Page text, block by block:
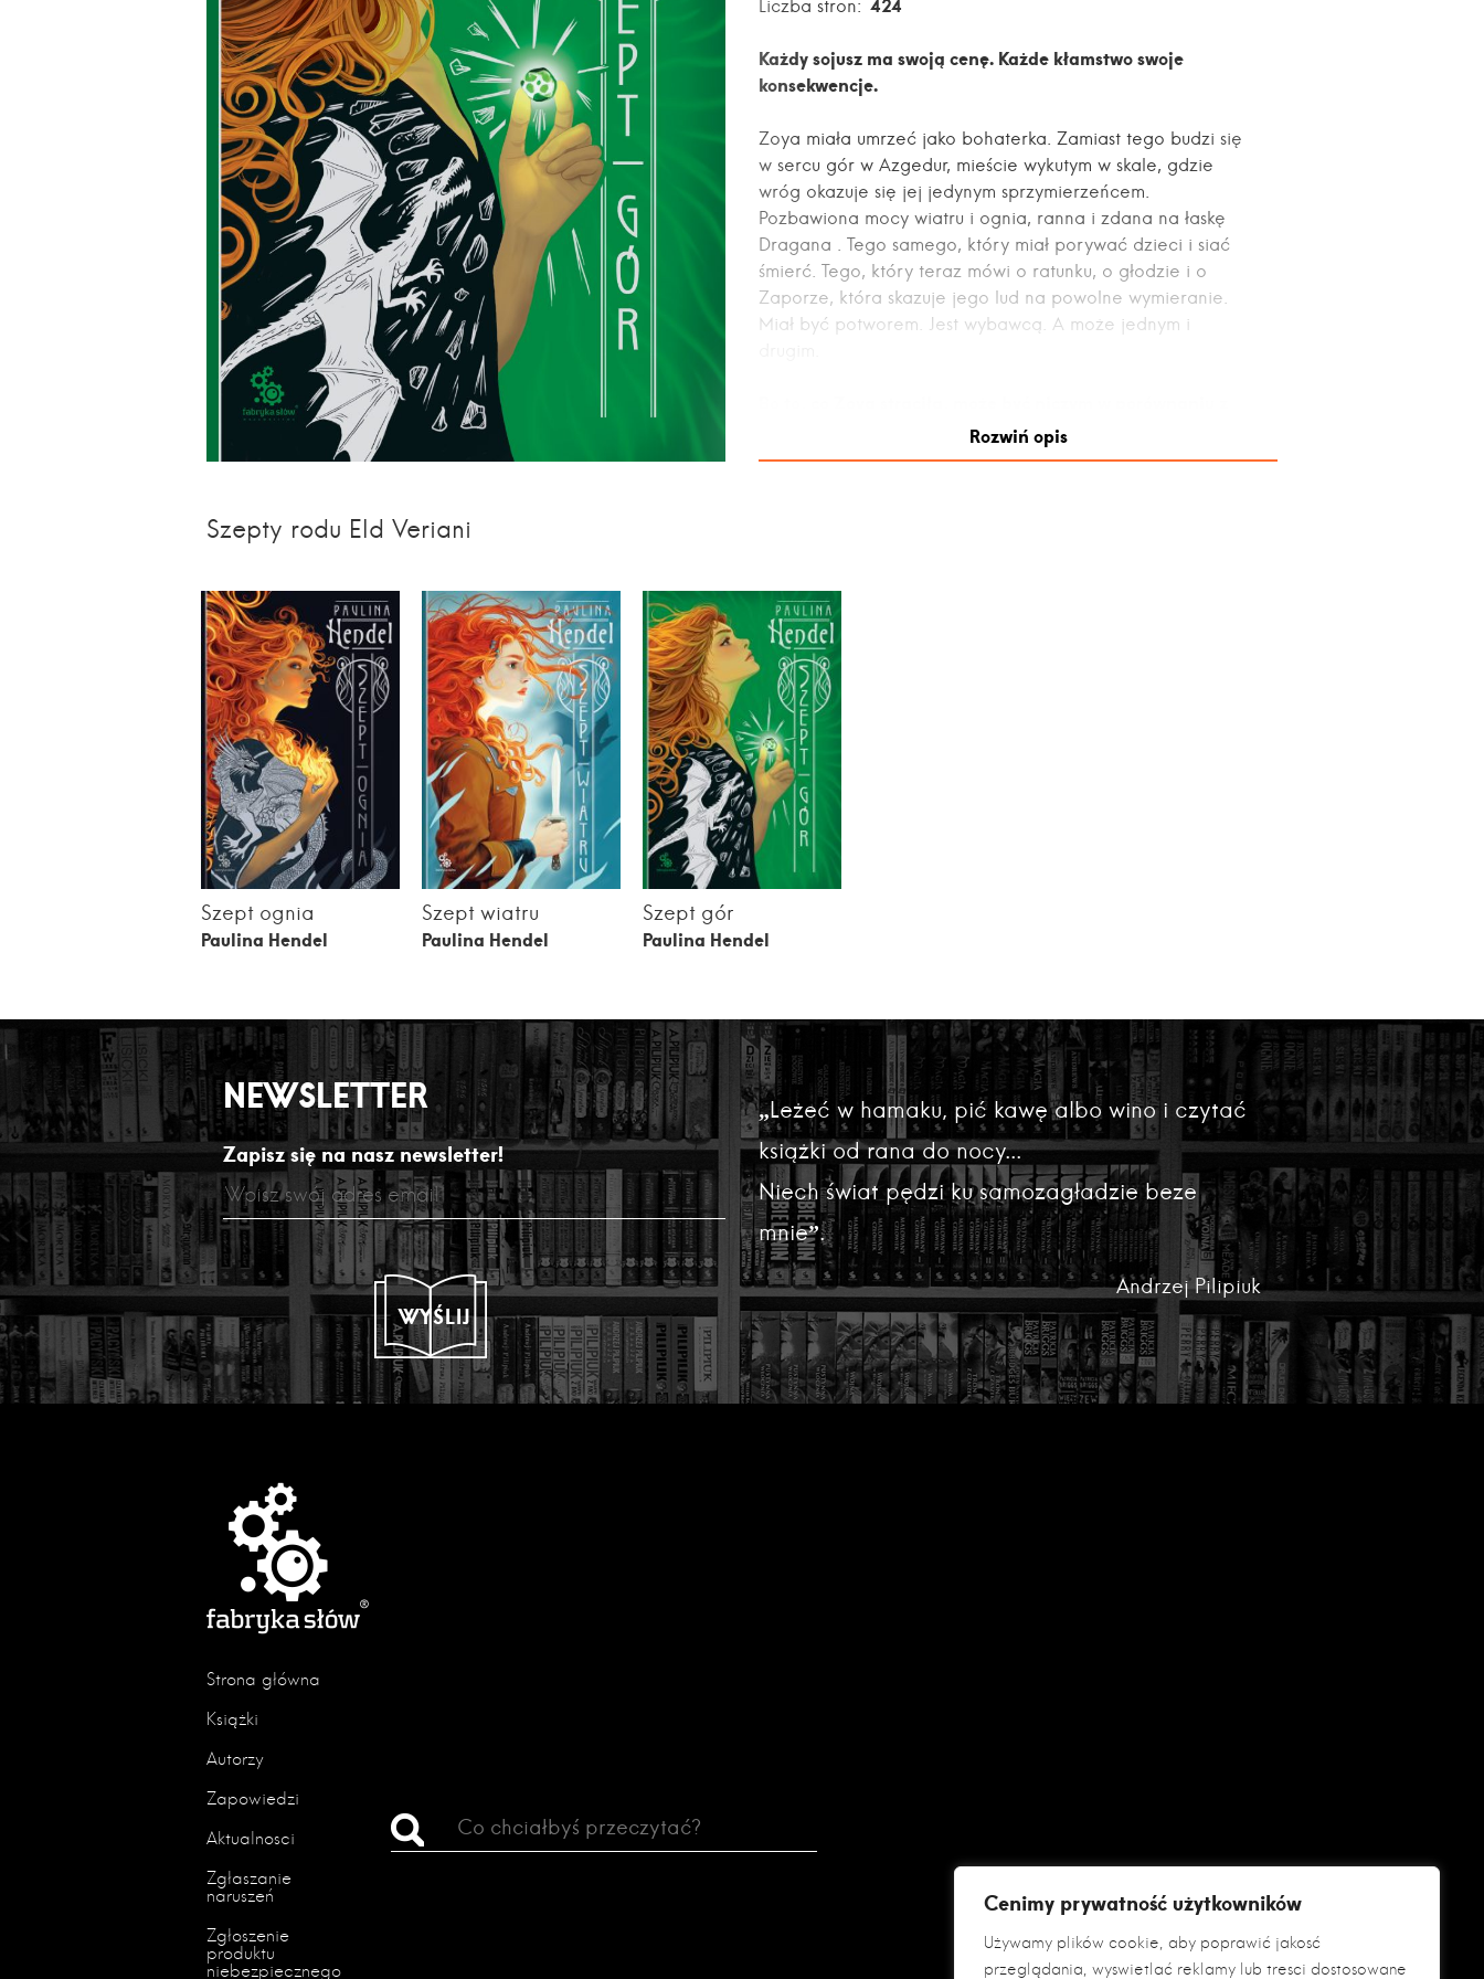
Cenimy prywatność użytkowników
Używamy plików cookie, aby poprawić jakość
przeglądania, wyświetlać reklamy lub treści dostosowane
Liczba stron: 424
Każdy sojusz ma swoją cenę. Każde kłamstwo swoje
konsekwencje.
Zoya miała umrzeć jako bohaterka. Zamiast tego budzi się
w sercu gór w Azgedur, mieście wykutym w skale, gdzie
wróg okazuje się jej jedynym sprzymierzeńcem.
Pozbawiona mocy wiatru i ognia, ranna i zdana na łaskę
Dragana . Tego samego, który miał porywać dzieci i siać
śmierć. Tego, który teraz mówi o ratunku, o głodzie i o
Zaporze, która skazuje jego lud na powolne wymieranie.
Miał być potworem. Jest wybawcą. A może jednym i
tym, co dopiero nadchodzi.Rozwiń opis
Szepty rodu Eld Veriani
Szept ognia
Paulina Hendel
Szept wiatru
Paulina Hendel
Szept gór
Paulina Hendel
NEWSLETTER
Zapisz się na nasz newsletter!
WYŚLIJ
„Leżeć w hamaku, pić kawę albo wino i czytać
książki od rana do nocy...
Niech świat pędzi ku samozagładzie beze
mnie”.
Andrzej Pilipiuk
Strona główna
Książki
Autorzy
Zapowiedzi
Aktualności
Zgłaszanie
naruszeń
Zgłoszenie
produktu
niebezpiecznego